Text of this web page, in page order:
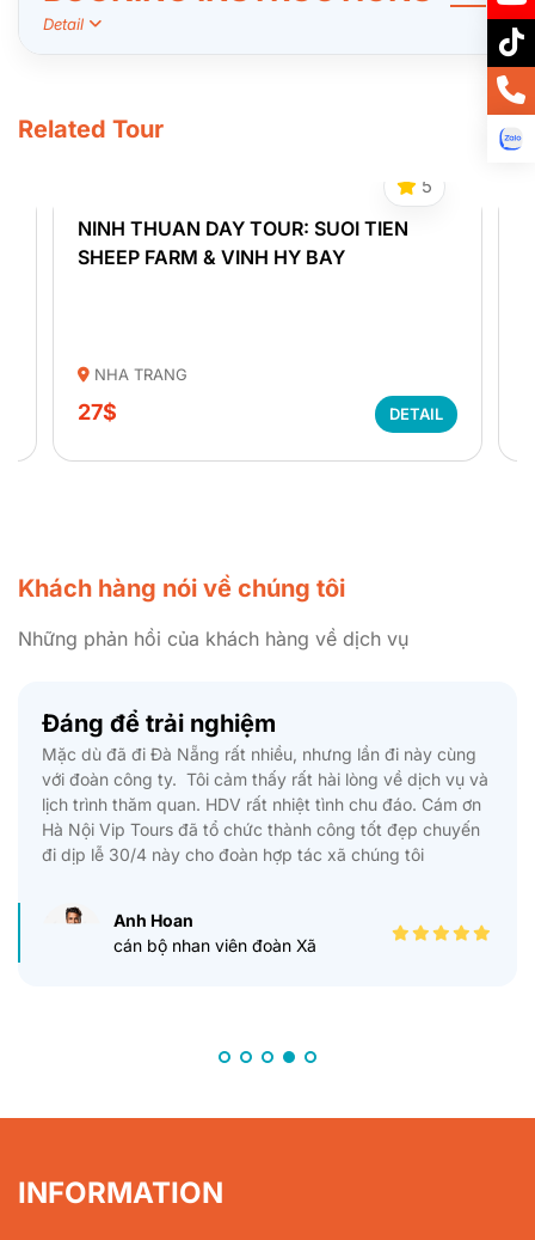
Detail
Related Tour View all
5
NINH THUAN DAY TOUR: SUOI TIEN
SHEEP FARM & VINH HY BAY
NHA TRANG
27$ DETAIL
Khách hàng nói về chúng tôi
Những phản hồi của khách hàng về dịch vụ
Đáng để trải nghiệm
Mặc dù đã đi Đà Nẵng rất nhiều, nhưng lần đi này cùng
với đoàn công ty. Tôi cảm thấy rất hài lòng về dịch vụ và
lịch trình thăm quan. HDV rất nhiệt tình chu đáo. Cám ơn
Hà Nội Vip Tours đã tổ chức thành công tốt đẹp chuyến
đi dịp lễ 30/4 này cho đoàn hợp tác xã chúng tôi
Anh Hoan
cán bộ nhan viên đoàn Xã
INFORMATION